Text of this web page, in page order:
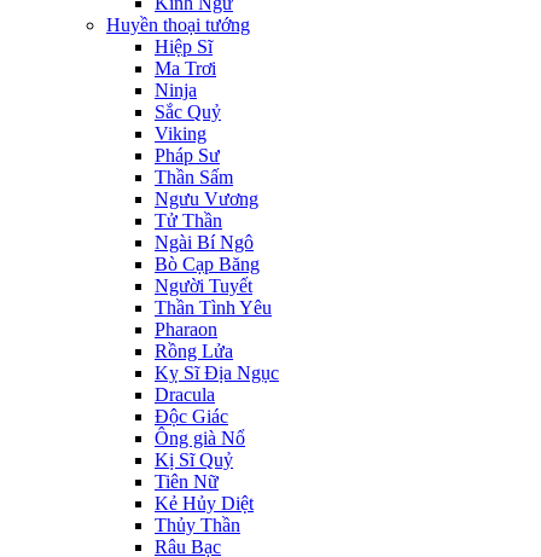
Huyền thoại tướng
Hiệp Sĩ
Ma Trơi
Ninja
Sắc Quỷ
Viking
Pháp Sư
Thần Sấm
Ngưu Vương
Tử Thần
Ngài Bí Ngô
Bò Cạp Băng
Người Tuyết
Thần Tình Yêu
Pharaon
Rồng Lửa
Kỵ Sĩ Địa Ngục
Dracula
Độc Giác
Ông già Nổ
Kị Sĩ Quỷ
Tiên Nữ
Kẻ Hủy Diệt
Thủy Thần
Râu Bạc